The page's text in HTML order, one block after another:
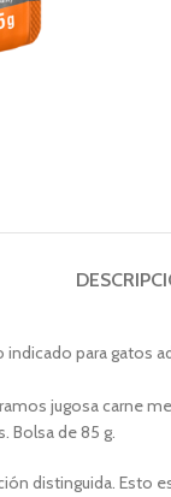
para gatos
jugosa carne
Bolsa de 85 g.
distinguida.